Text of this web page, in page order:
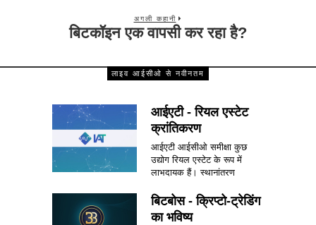
अगली कहानी
बिटकॉइन एक वापसी कर रहा है?
लाइव आईसीओ से नवीनतम
आईएटी - रियल एस्टेट
क्रांतिकरण
आईएटी आईसीओ समीक्षा कुछ
उद्योग रियल एस्टेट के रूप में
लाभदायक हैं। स्थानांतरण
बिटबोस - क्रिप्टो-ट्रेडिंग
का भविष्य